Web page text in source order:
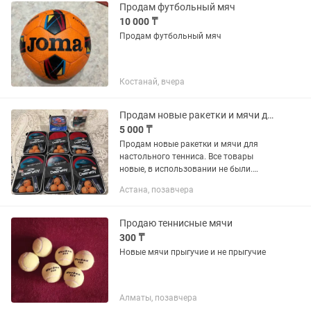
Продам футбольный мяч
10 000 ₸
Продам футбольный мяч
Костанай, вчера
Продам новые ракетки и мячи для настольного тенниса.
5 000 ₸
Продам новые ракетки и мячи для
настольного тенниса. Все товары
новые, в использовании не были.
начинающих игроков и семейного
хорошим...
Астана, позавчера
Продаю теннисные мячи
300 ₸
Новые мячи прыгучие и не прыгучие
Алматы, позавчера